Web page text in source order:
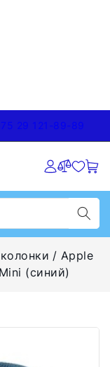
29 121-89-89
Apple
(синий)